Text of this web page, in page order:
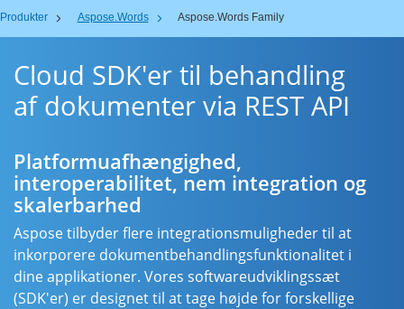
Produkter Aspose.Words Aspose.Words Family
Cloud SDK'er til behandling
af dokumenter via REST API
Platformuafhængighed,
interoperabilitet, nem integration og
skalerbarhed
Aspose tilbyder flere integrationsmuligheder til at
inkorporere dokumentbehandlingsfunktionalitet i
dine applikationer. Vores softwareudviklingssæt
(SDK'er) er designet til at tage højde for forskellige